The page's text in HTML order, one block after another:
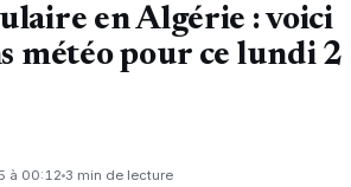
en Algérie : voici
météo pour ce lundi 2
à 00:12 3 min de lecture